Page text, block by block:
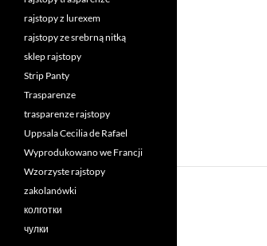
rajstopy z lurexem
rajstopy ze srebrną nitką
sklep rajstopy
Strip Panty
Trasparenze
trasparenze rajstopy
Uppsala Cecilia de Rafael
Wyprodukowano we Francji
Wzorzyste rajstopy
zakolanówki
колготки
чулки